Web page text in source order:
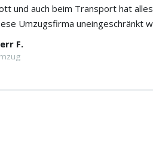
und auch beim Transport hat
Umzugsfirma uneingeschränkt
F.